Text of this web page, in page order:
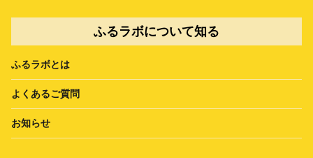
ふるラボについて知る
ふるラボとは
よくあるご質問
お知らせ